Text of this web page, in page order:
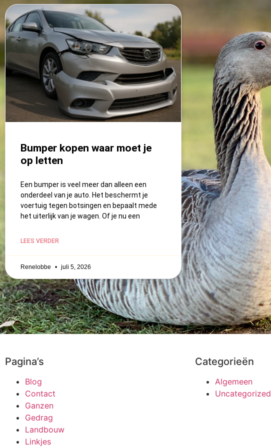
Bumper kopen waar moet je
op letten
Een bumper is veel meer dan alleen een
onderdeel van je auto. Het beschermt je
voertuig tegen botsingen en bepaalt mede
het uiterlijk van je wagen. Of je nu een
LEES VERDER
Renelobbe juli 5, 2026
Pagina’s
Blog
Contact
Ganzen
Gedrag
Landbouw
Linkjes
Categorieën
Algemeen
Uncategorized